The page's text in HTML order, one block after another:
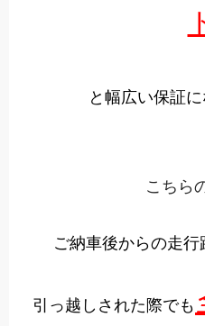
と幅広い保証
こちら
ご納車後からの走行
引っ越しされた際でも